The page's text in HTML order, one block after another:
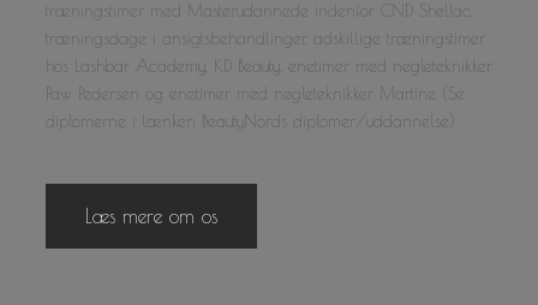
træningstimer med Masterudannede indenfor CND Shellac,
træningsdage i ansigtsbehandlinger, adskillige træningstimer
hos Lashbar Academy, KD Beauty, enetimer med negleteknikker
Paw Pedersen og enetimer med negleteknikker Martine (Se
diplomerne i lænken BeautyNords diplomer/uddannelse).
Læs mere om os